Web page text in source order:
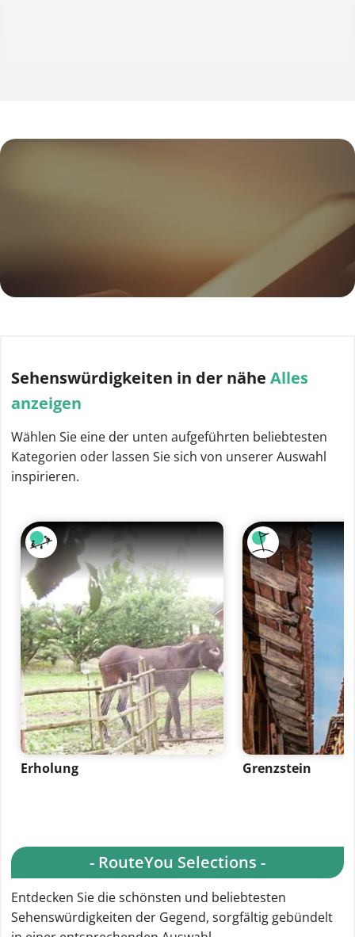
Sehenswürdigkeiten in der nähe Alles
anzeigen
Wählen Sie eine der unten aufgeführten beliebtesten
Kategorien oder lassen Sie sich von unserer Auswahl
inspirieren.
Erholung Grenzstein
- RouteYou Selections -
Entdecken Sie die schönsten und beliebtesten
Sehenswürdigkeiten der Gegend, sorgfältig gebündelt